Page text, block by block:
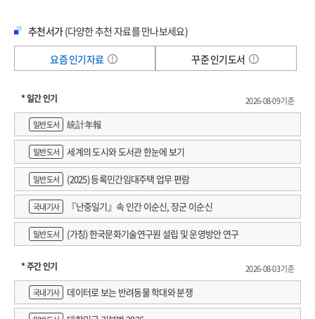
추천서가(다양한 추천 자료를 만나보세요)
요즘 인기자료
꾸준 인기도서
* 일간 인기
2026-08-09 기준
일반도서
統計年報
일반도서 세계의 도시와 도서관 한눈에 보기
일반도서 (2025) 등록민간임대주택 업무 편람
국내기사 『난중일기』속 인간 이순신, 장군 이순신
일반도서 (가칭) 한국문화기술연구원 설립 및 운영방안 연구
* 주간 인기
2026-08-03 기준
국내기사
데이터로 보는 반려동물 학대와 분쟁